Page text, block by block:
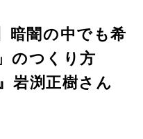
暗闇の中でも希
のつくり方
岩渕正樹さん